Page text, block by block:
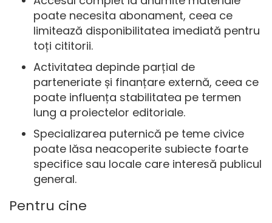
poate necesita abonament, ceea ce
limitează disponibilitatea imediată pentru
toți cititorii.
Activitatea depinde parțial de
parteneriate și finanțare externă, ceea ce
poate influența stabilitatea pe termen
lung a proiectelor editoriale.
Specializarea puternică pe teme civice
poate lăsa neacoperite subiecte foarte
specifice sau locale care interesă publicul
general.
Pentru cine